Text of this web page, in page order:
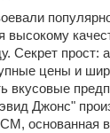
высокому
Секрет прост:
цены и
вкусовые
Джонс"
основанная в